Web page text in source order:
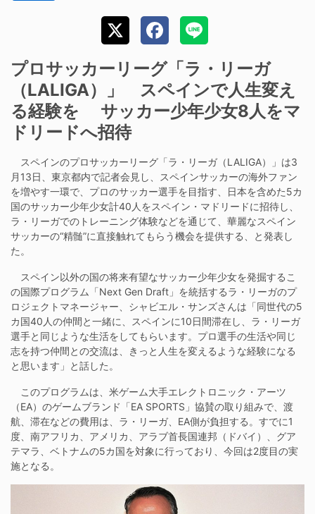
プロサッカーリーグ「ラ・リーガ
（LALIGA）」 スペインで人生変え
る経験を サッカー少年少女8人をマ
ドリードへ招待
スペインのプロサッカーリーグ「ラ・リーガ（LALIGA）」は3
月13日、東京都内で記者会見し、スペインサッカーの海外ファン
を増やす一環で、プロのサッカー選手を目指す、日本を含めた5カ
国のサッカー少年少女計40人をスペイン・マドリードに招待し、
ラ・リーガでのトレーニング体験などを通じて、華麗なスペイン
サッカーの“精髄”に直接触れてもらう機会を提供する、と発表し
た。
スペイン以外の国の将来有望なサッカー少年少女を発掘するこ
の国際プログラム「Next Gen Draft」を統括するラ・リーガのプ
ロジェクトマネージャー、シャビエル・サンズさんは「同世代の5
カ国40人の仲間と一緒に、スペインに10日間滞在し、ラ・リーガ
選手と同じような生活をしてもらいます。プロ選手の生活や同じ
志を持つ仲間との交流は、きっと人生を変えるような経験になる
と思います」と話した。
このプログラムは、米ゲーム大手エレクトロニック・アーツ
（EA）のゲームブランド「EA SPORTS」協賛の取り組みで、渡
航、滞在などの費用は、ラ・リーガ、EA側が負担する。すでに1
度、南アフリカ、アメリカ、アラブ首長国連邦（ドバイ）、グア
テマラ、ベトナムの5カ国を対象に行っており、今回は2度目の実
施となる。